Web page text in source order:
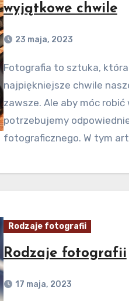
wyjątkowe chwile
23 maja, 2023
Fotografia to sztuka, która pozwala nam uchwycić
najpiękniejsze chwile
zawsze. Ale aby móc
potrzebujemy
fotograficznego. W tym
Rodzaje fotografii
Rodzaje fotografii
17 maja, 2023